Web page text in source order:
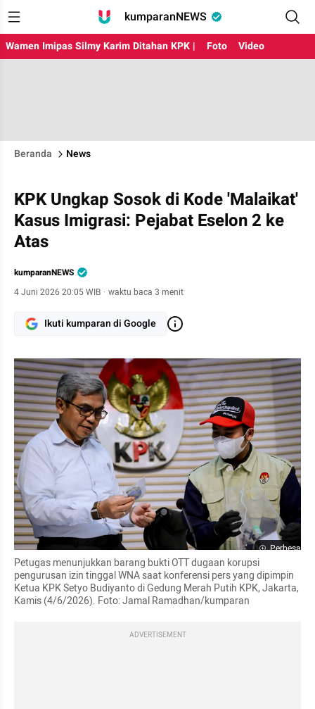
kumparanNEWS
Wamen Imipas Silmy Karim Ditahan KPK | Foto Video
Beranda News
KPK Ungkap Sosok di Kode 'Malaikat'
Kasus Imigrasi: Pejabat Eselon 2 ke
Atas
kumparanNEWS
4 Juni 2026 20:05 WIB · waktu baca 3 menit
Ikuti kumparan di Google
Perbesar
Petugas menunjukkan barang bukti OTT dugaan korupsi
pengurusan izin tinggal WNA saat konferensi pers yang dipimpin
Ketua KPK Setyo Budiyanto di Gedung Merah Putih KPK, Jakarta,
Kamis (4/6/2026). Foto: Jamal Ramadhan/kumparan
ADVERTISEMENT